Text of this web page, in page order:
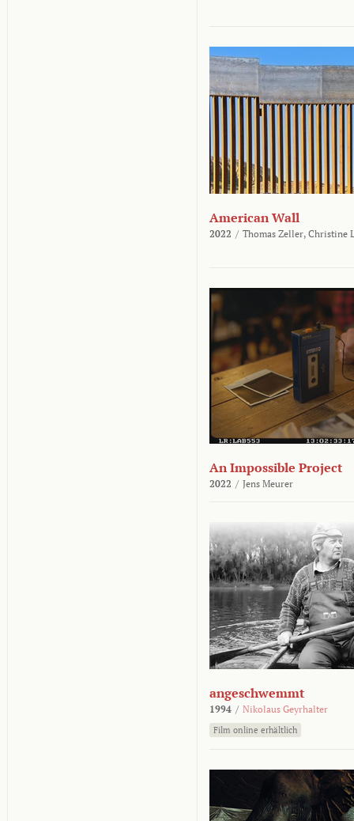
American Wall
2022 / Thomas Zeller, Christine
An Impossible Project
2022 / Jens Meurer
angeschwemmt
1994 / Nikolaus Geyrhalter
Film online erhältlich